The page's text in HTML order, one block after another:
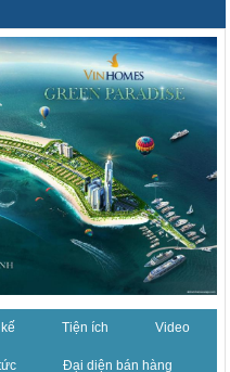
Tiện ích Video
Đại diện bán hàng